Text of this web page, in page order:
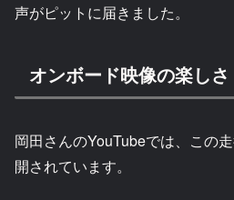
声がピットに届きました。
オンボード映像の楽しさ
岡田さんのYouTubeでは、この
開されています。